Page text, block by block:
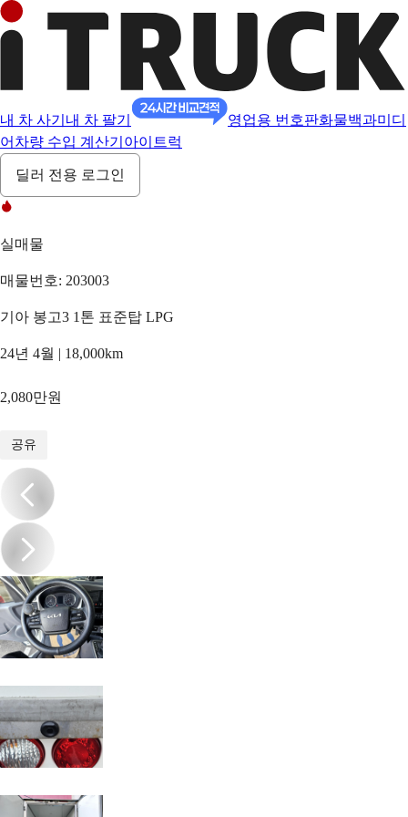
내 차 사기 내 차 팔기 영업용 번호판화물백과미디
어 차량 수입 계산기 아이트럭
딜러 전용 로그인
실매물
매물번호: 203003
기아 봉고3 1톤 표준탑 LPG
24년 4월 | 18,000km
2,080만원
공유
/20